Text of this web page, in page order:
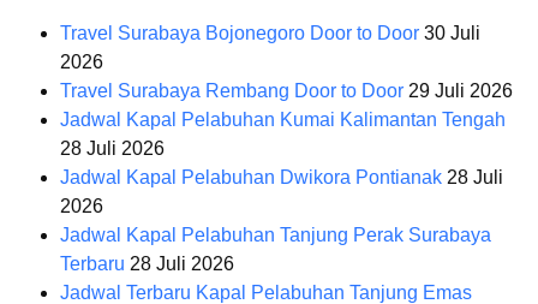
Travel Surabaya Bojonegoro Door to Door 30 Juli
2026
Travel Surabaya Rembang Door to Door 29 Juli 2026
Jadwal Kapal Pelabuhan Kumai Kalimantan Tengah
28 Juli 2026
Jadwal Kapal Pelabuhan Dwikora Pontianak 28 Juli
2026
Jadwal Kapal Pelabuhan Tanjung Perak Surabaya
Terbaru 28 Juli 2026
Jadwal Terbaru Kapal Pelabuhan Tanjung Emas